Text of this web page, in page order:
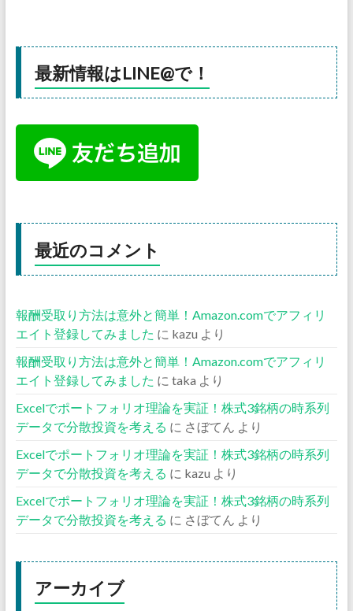
最新情報はLINE@で！
最近のコメント
報酬受取り方法は意外と簡単！Amazon.comでアフィリ
エイト登録してみました に kazu より
報酬受取り方法は意外と簡単！Amazon.comでアフィリ
エイト登録してみました に taka より
Excelでポートフォリオ理論を実証！株式3銘柄の時系列
データで分散投資を考える に さぼてん より
Excelでポートフォリオ理論を実証！株式3銘柄の時系列
データで分散投資を考える に kazu より
Excelでポートフォリオ理論を実証！株式3銘柄の時系列
データで分散投資を考える に さぼてん より
アーカイブ